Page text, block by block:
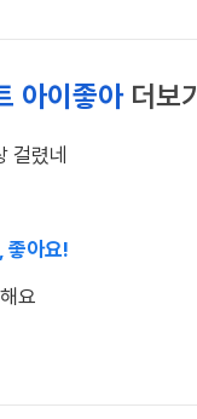
아이좋아더보기
걸렸네
좋아요!
요